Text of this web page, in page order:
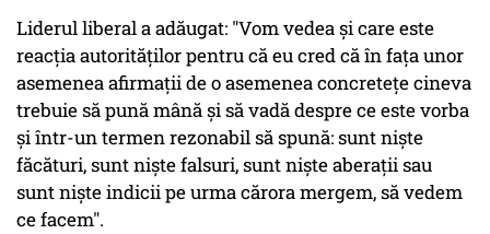
Liderul liberal a adăugat: "Vom vedea şi care este
reacţia autorităţilor pentru că eu cred că în faţa unor
asemenea afirmaţii de o asemenea concreteţe cineva
trebuie să pună mână şi să vadă despre ce este vorba
şi într-un termen rezonabil să spună: sunt nişte
făcături, sunt nişte falsuri, sunt nişte aberaţii sau
sunt nişte indicii pe urma cărora mergem, să vedem
ce facem".